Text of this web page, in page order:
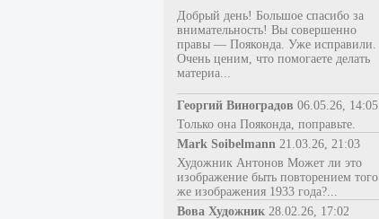
Добрый день! Большое спасибо за
внимательность! Вы совершенно
правы — Пояконда. Уже исправили.
Очень ценим, что помогаете делать
материа...
Георгий Виноградов 06.05.26, 14:05
Только она Пояконда, поправьте.
Mark Soibelmann 21.03.26, 21:03
Художник Антонов Может ли это
изображение быть повторением того
же изображения 1933 года?...
Вова Художник 28.02.26, 17:02